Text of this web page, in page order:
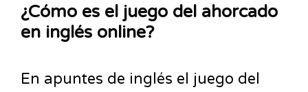
¿Cómo es el juego del ahorcado
en inglés online?
En apuntes de inglés el juego del